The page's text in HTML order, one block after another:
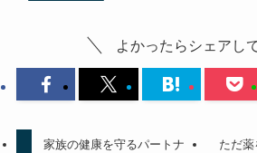
よかったらシェアし
家族の健康を守るパートナ
ただ